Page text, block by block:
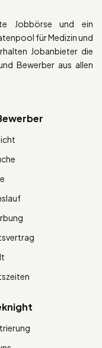
Jobbörse und ein
für Medizin und
Jobanbieter die
Bewerber aus allen